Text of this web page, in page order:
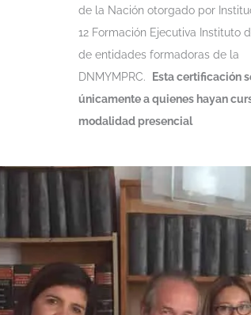
de la Nación otorgado por
12 Formación Ejecutiva Instituto
de entidades formadoras de la
DNMYMPRC.
Esta certificación
únicamente a quienes hayan
modalidad presencial